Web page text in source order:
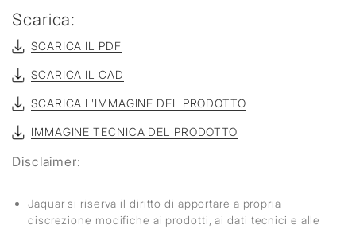
Scarica:
SCARICA IL PDF
SCARICA IL CAD
SCARICA L'IMMAGINE DEL PRODOTTO
IMMAGINE TECNICA DEL PRODOTTO
Disclaimer:
Jaquar si riserva il diritto di apportare a propria
discrezione modifiche ai prodotti, ai dati tecnici e alle